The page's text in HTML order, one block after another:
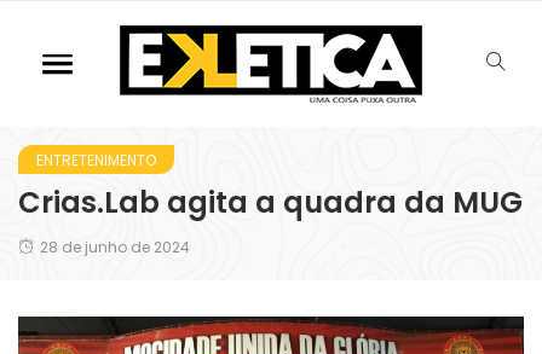
ENTRETENIMENTO
Crias.Lab agita a quadra da MUG
28 de junho de 2024